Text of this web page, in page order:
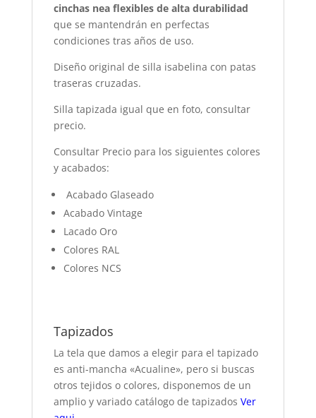
cinchas nea flexibles de alta durabilidad
que se mantendrán en perfectas
condiciones tras años de uso.
Diseño original de silla isabelina con patas
traseras cruzadas.
Silla tapizada igual que en foto, consultar
precio.
Consultar Precio para los siguientes colores
y acabados:
Acabado Glaseado
Acabado Vintage
Lacado Oro
Colores RAL
Colores NCS
Tapizados
La tela que damos a elegir para el tapizado
es anti-mancha «Acualine», pero si buscas
otros tejidos o colores, disponemos de un
amplio y variado catálogo de tapizados Ver